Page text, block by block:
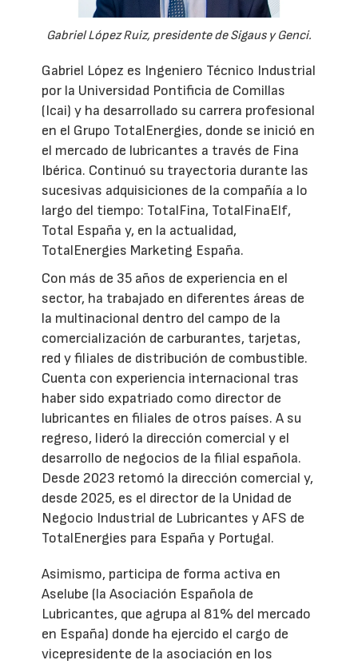
Gabriel López Ruiz, presidente de Sigaus y Genci.
Gabriel López es Ingeniero Técnico Industrial
por la Universidad Pontificia de Comillas
(Icai) y ha desarrollado su carrera profesional
en el Grupo TotalEnergies, donde se inició en
el mercado de lubricantes a través de Fina
Ibérica. Continuó su trayectoria durante las
sucesivas adquisiciones de la compañía a lo
largo del tiempo: TotalFina, TotalFinaElf,
Total España y, en la actualidad,
TotalEnergies Marketing España.
Con más de 35 años de experiencia en el
sector, ha trabajado en diferentes áreas de
la multinacional dentro del campo de la
comercialización de carburantes, tarjetas,
red y filiales de distribución de combustible.
Cuenta con experiencia internacional tras
haber sido expatriado como director de
lubricantes en filiales de otros países. A su
regreso, lideró la dirección comercial y el
desarrollo de negocios de la filial española.
Desde 2023 retomó la dirección comercial y,
desde 2025, es el director de la Unidad de
Negocio Industrial de Lubricantes y AFS de
TotalEnergies para España y Portugal.
Asimismo, participa de forma activa en
Aselube (la Asociación Española de
Lubricantes, que agrupa al 81% del mercado
en España) donde ha ejercido el cargo de
vicepresidente de la asociación en los